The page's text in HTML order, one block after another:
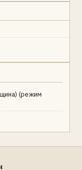
(режим